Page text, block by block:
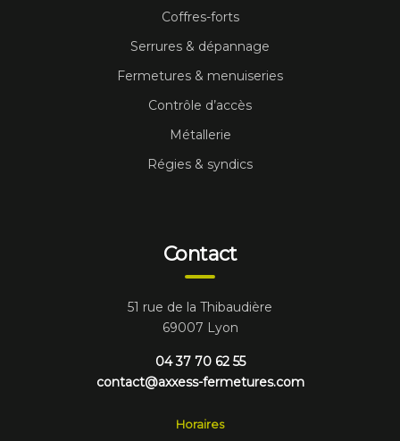
Coffres-forts
Serrures & dépannage
Fermetures & menuiseries
Contrôle d’accès
Métallerie
Régies & syndics
Contact
51 rue de la Thibaudière
69007 Lyon
04 37 70 62 55
contact@axxess-fermetures.com
Horaires